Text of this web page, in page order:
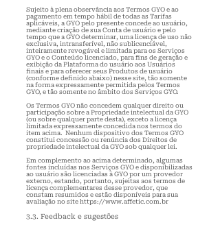
Sujeito à plena observância aos Termos GYO e ao
pagamento em tempo hábil de todas as Tarifas
aplicáveis, a GYO pelo presente concede ao usuário,
mediante criação de sua Conta de usuário e pelo
tempo que a GYO determinar, uma licença de uso não
exclusiva, intransferível, não sublicenciável,
inteiramente revogável e limitada para os Serviços
GYO e o Conteúdo licenciado, para fins de geração e
exibição da Plataforma do usuário aos Usuários
finais e para oferecer seus Produtos de usuário
(conforme definido abaixo) nesse site, tão somente
na forma expressamente permitida pelos Termos
GYO, e tão somente no âmbito dos Serviços GYO.
Os Termos GYO não concedem qualquer direito ou
participação sobre a Propriedade intelectual da GYO
(ou sobre qualquer parte desta), exceto a licença
limitada expressamente concedida nos termos do
item acima. Nenhum dispositivo dos Termos GYO
constitui concessão ou renúncia dos Direitos de
propriedade intelectual da GYO sob qualquer lei.
Em complemento ao acima determinado, algumas
fontes incluídas nos Serviços GYO e disponibilizadas
ao usuário são licenciadas à GYO por um provedor
externo, estando, portanto, sujeitas aos termos de
licença complementares desse provedor, que
constam resumidos e estão disponíveis para sua
avaliação no site https://www.affetic.com.br
3.3. Feedback e sugestões